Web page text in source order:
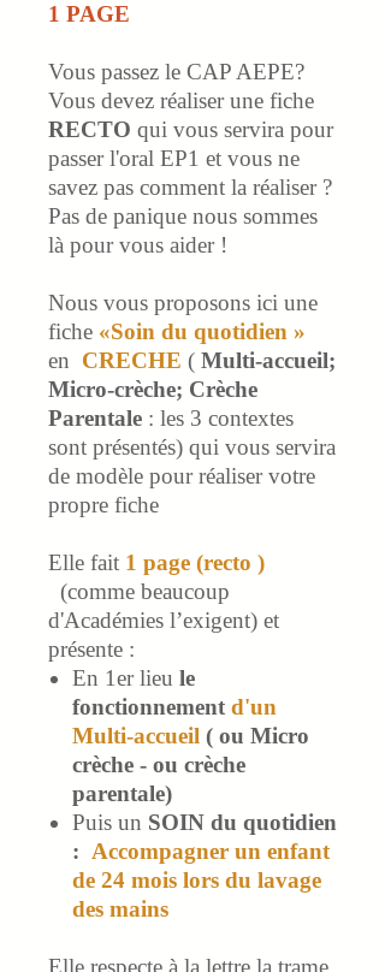
1 PAGE
Vous passez le CAP AEPE?
Vous devez réaliser une fiche
RECTO qui vous servira pour
passer l'oral EP1 et vous ne
savez pas comment la réaliser ?
Pas de panique nous sommes
là pour vous aider !
Nous vous proposons ici une
fiche «Soin du quotidien »
en CRECHE ( Multi-accueil;
Micro-crèche; Crèche
Parentale : les 3 contextes
sont présentés) qui vous servira
de modèle pour réaliser votre
propre fiche
Elle fait 1 page (recto )
(comme beaucoup
d'Académies l’exigent) et
présente :
En 1er lieu le
fonctionnement d'un
Multi-accueil ( ou Micro
crèche - ou crèche
parentale)
Puis un SOIN du quotidien
: Accompagner un enfant
de 24 mois lors du lavage
des mains
Elle respecte à la lettre la trame